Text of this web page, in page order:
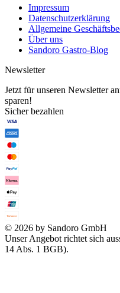
Impressum
Datenschutzerklärung
Allgemeine
Über uns
Sandoro Gastro-Blog
Newsletter
Jetzt für unseren Newsletter
sparen!
Sicher bezahlen
© 2026 by Sandoro GmbH
Unser Angebot richtet sich
14 Abs. 1 BGB).